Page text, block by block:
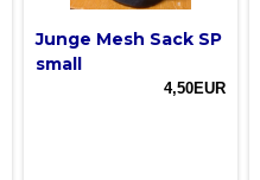
Junge Mesh Sack SP
small
4,50EUR